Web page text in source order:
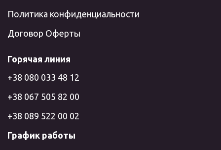
Политика конфиденциальности
Договор Оферты
Горячая линия
+38 080 033 48 12
+38 067 505 82 00
+38 089 522 00 02
График работы